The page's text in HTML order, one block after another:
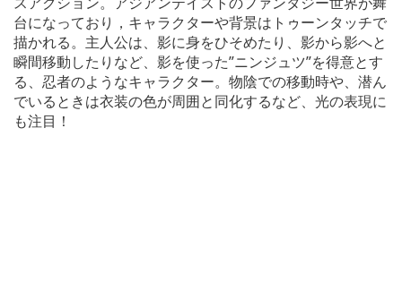
台になっており，キャラクターや背景はトゥーンタッチで
描かれる。主人公は、影に身をひそめたり、影から影へと
瞬間移動したりなど、影を使った”ニンジュツ”を得意とす
る、忍者のようなキャラクター。物陰での移動時や、潜ん
でいるときは衣装の色が周囲と同化するなど、光の表現に
も注目！